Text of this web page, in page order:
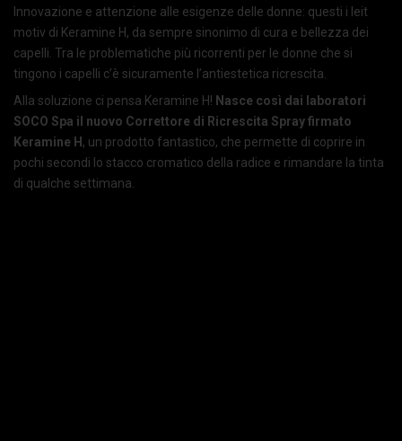
Innovazione e attenzione alle esigenze delle donne: questi i leit
motiv di Keramine H, da sempre sinonimo di cura e bellezza dei
capelli. Tra le problematiche più ricorrenti per le donne che si
tingono i capelli c’è sicuramente l’antiestetica ricrescita.
Alla soluzione ci pensa Keramine H! Nasce così dai laboratori
SOCO Spa il nuovo Correttore di Ricrescita Spray firmato
Keramine H, un prodotto fantastico, che permette di coprire in
pochi secondi lo stacco cromatico della radice e rimandare la tinta
di qualche settimana.